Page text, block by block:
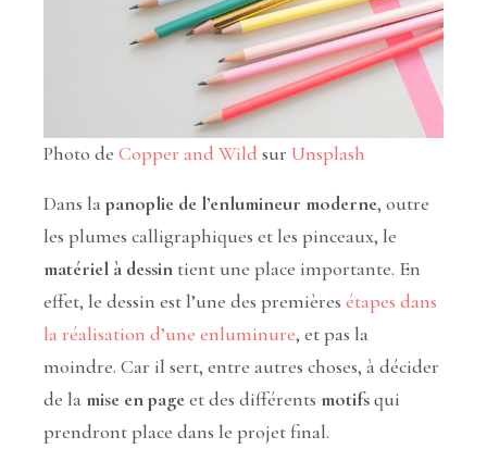
Photo de Copper and Wild sur Unsplash
Dans lapanoplie de l’enlumineur moderne, outre
les plumes calligraphiques et les pinceaux, le
matériel à dessin tient une place importante. En
effet, le dessin est l’une des premières étapes dans
la réalisation d’une enluminure, et pas la
moindre. Car il sert, entre autres choses, à décider
de la mise en pageet des différents motifsqui
prendront place dans le projet final.